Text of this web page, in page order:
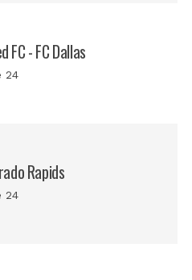
FC - FC Dallas
24
Rapids
24